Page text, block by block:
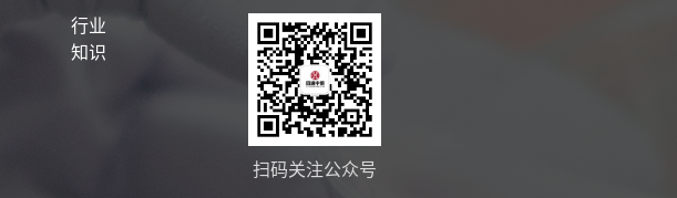
行业
知识
扫码关注公众号